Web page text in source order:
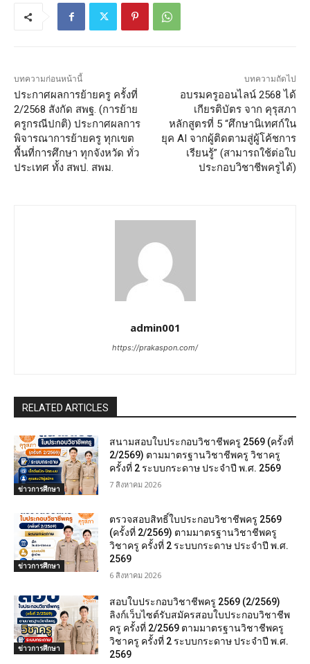
บทความก่อนหน้านี้
ประกาศผลการย้ายครู ครั้งที่
2/2568 สังกัด สพฐ. (การย้าย
ครูกรณีปกติ) ประกาศผลการ
พิจารณาการย้ายครู ทุกเขต
พื้นที่การศึกษา ทุกจังหวัด ทั่ว
ประเทศ ทั้ง สพป. สพม.
บทความถัดไป
อบรมครูออนไลน์ 2568 ได้
เกียรติบัตร จาก คุรุสภา
หลักสูตรที่ 5 “ศึกษานิเทศก์ใน
ยุค AI จากผู้ติดตามสู่ผู้โค้ชการ
เรียนรู้” (สามารถใช้ต่อใบ
ประกอบวิชาชีพครูได้)
admin001
https://prakaspon.com/
RELATED ARTICLES
ข่าวการศึกษา
สนามสอบใบประกอบวิชาชีพครู 2569 (ครั้งที่
2/2569) ตามมาตรฐานวิชาชีพครู วิชาครู
ครั้งที่ 2 ระบบกระดาษ ประจำปี พ.ศ. 2569
7 สิงหาคม 2026
ข่าวการศึกษา
ตรวจสอบสิทธิ์ใบประกอบวิชาชีพครู 2569
(ครั้งที่ 2/2569) ตามมาตรฐานวิชาชีพครู
วิชาครู ครั้งที่ 2 ระบบกระดาษ ประจำปี พ.ศ.
2569
6 สิงหาคม 2026
ข่าวการศึกษา
สอบใบประกอบวิชาชีพครู 2569 (2/2569)
ลิงก์เว็บไซต์รับสมัครสอบใบประกอบวิชาชีพ
ครู ครั้งที่ 2/2569 ตามมาตรฐานวิชาชีพครู
วิชาครู ครั้งที่ 2 ระบบกระดาษ ประจำปี พ.ศ.
2569